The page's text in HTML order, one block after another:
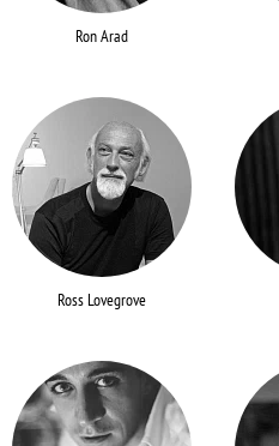
Ron Arad
Ross Lovegrove